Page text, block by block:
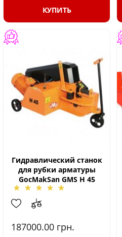
КУПИТЬ
Гидравлический станок
для рубки арматуры
GocMakSan GMS H 45
187000.00 грн.